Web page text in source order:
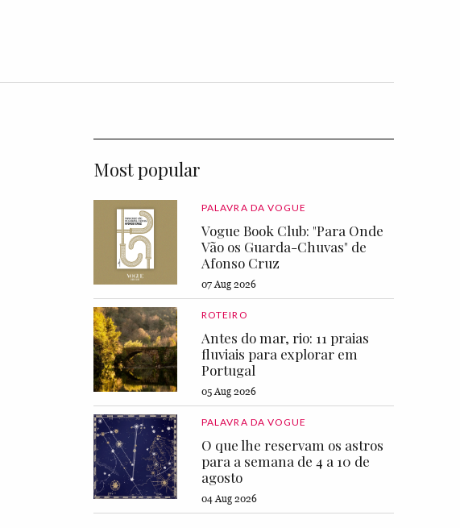
Most popular
PALAVRA DA VOGUE
Vogue Book Club: "Para Onde
Vão os Guarda-Chuvas" de
Afonso Cruz
07 Aug 2026
ROTEIRO
Antes do mar, rio: 11 praias
fluviais para explorar em
Portugal
05 Aug 2026
PALAVRA DA VOGUE
O que lhe reservam os astros
para a semana de 4 a 10 de
agosto
04 Aug 2026